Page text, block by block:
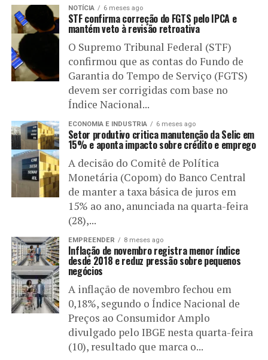
NOTÍCIA 6 meses ago
STF confirma correção do FGTS pelo IPCA e
mantém veto à revisão retroativa
O Supremo Tribunal Federal (STF)
confirmou que as contas do Fundo de
Garantia do Tempo de Serviço (FGTS)
devem ser corrigidas com base no
Índice Nacional...
ECONOMIA E INDUSTRIA 6 meses ago
Setor produtivo critica manutenção da Selic em
15% e aponta impacto sobre crédito e emprego
A decisão do Comitê de Política
Monetária (Copom) do Banco Central
de manter a taxa básica de juros em
15% ao ano, anunciada na quarta-feira
(28),...
EMPREENDER 8 meses ago
Inflação de novembro registra menor índice
desde 2018 e reduz pressão sobre pequenos
negócios
A inflação de novembro fechou em
0,18%, segundo o Índice Nacional de
Preços ao Consumidor Amplo
divulgado pelo IBGE nesta quarta-feira
(10), resultado que marca o...